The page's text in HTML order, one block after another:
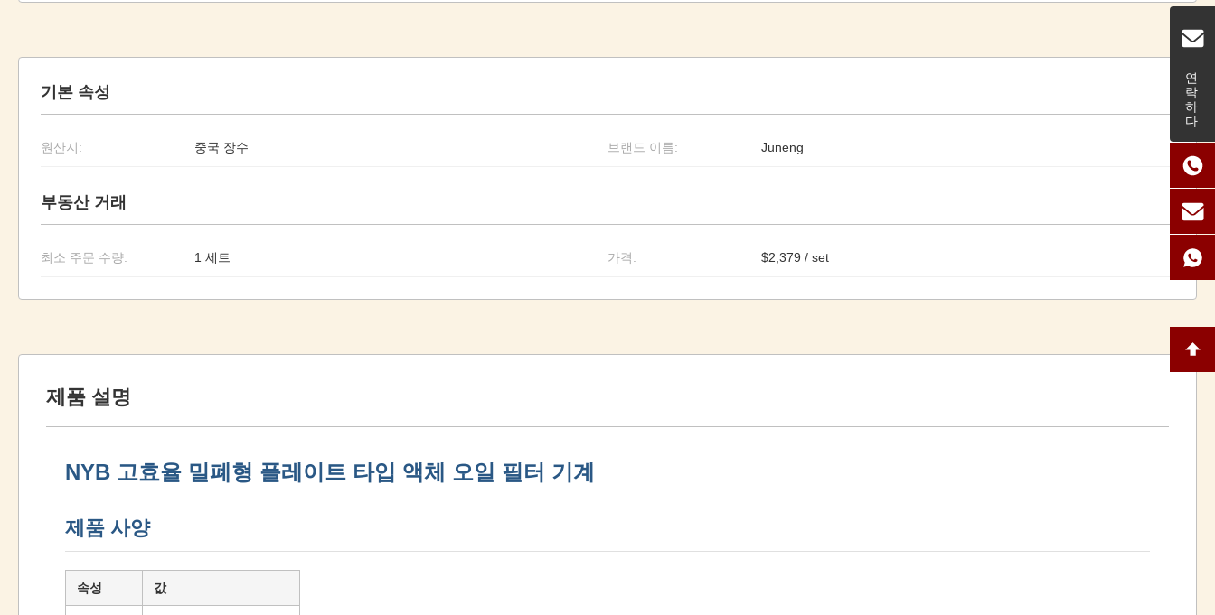
연락하다
기본 속성
원산지: 중국 장수 브랜드 이름: Juneng
부동산 거래
최소 주문 수량: 1 세트 가격: $2,379 / set
제품 설명
NYB 고효율 밀폐형 플레이트 타입 액체 오일 필터 기계
제품 사양
속성 값